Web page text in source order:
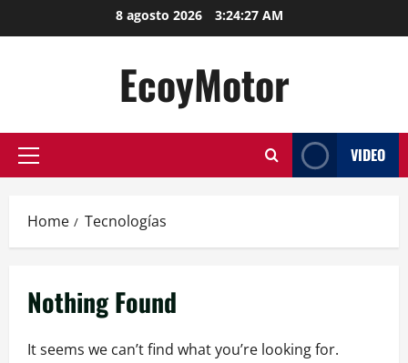
to
8 agosto 2026 3:24:27 AM
EcoyMotor
Primary
VIDEO
Home Tecnologías
Nothing Found
It seems we can’t find what you’re looking for.